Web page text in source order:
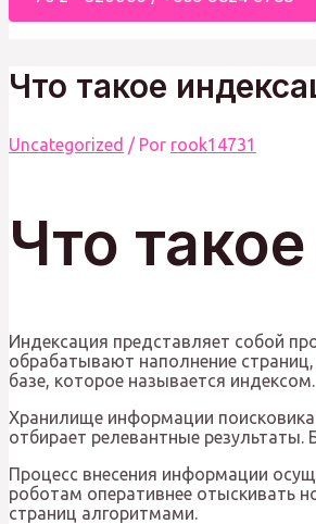
Что такое
Uncategorized / Por rook14731
Что
Индексация представляет собой
обрабатывают наполнение
базе, которое называется индексом.
Хранилище информации поисковика
отбирает релевантные
Процесс внесения информации
роботам оперативнее отыскивать
страниц алгоритмами.